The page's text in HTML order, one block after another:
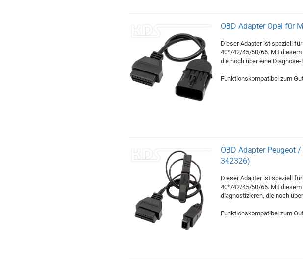
OBD Adapter Opel für
Dieser Adapter ist speziell
40*/42/45/50/66. Mit diesem
die noch über eine
Funktionskompatibel zum
OBD Adapter Peugeot
342326)
Dieser Adapter ist speziell
40*/42/45/50/66. Mit diesem
diagnostizieren, die noch
Funktionskompatibel zum